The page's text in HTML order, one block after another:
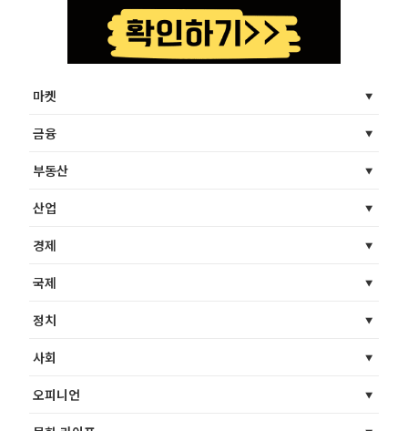
마켓
금융
부동산
산업
경제
국제
정치
사회
오피니언